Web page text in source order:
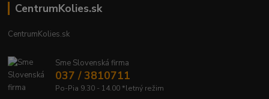
CentrumKolies.sk
CentrumKolies.sk
Sme Slovenská firma
037 / 3810711
Po-Pia 9.30 - 14.00 *letný režim